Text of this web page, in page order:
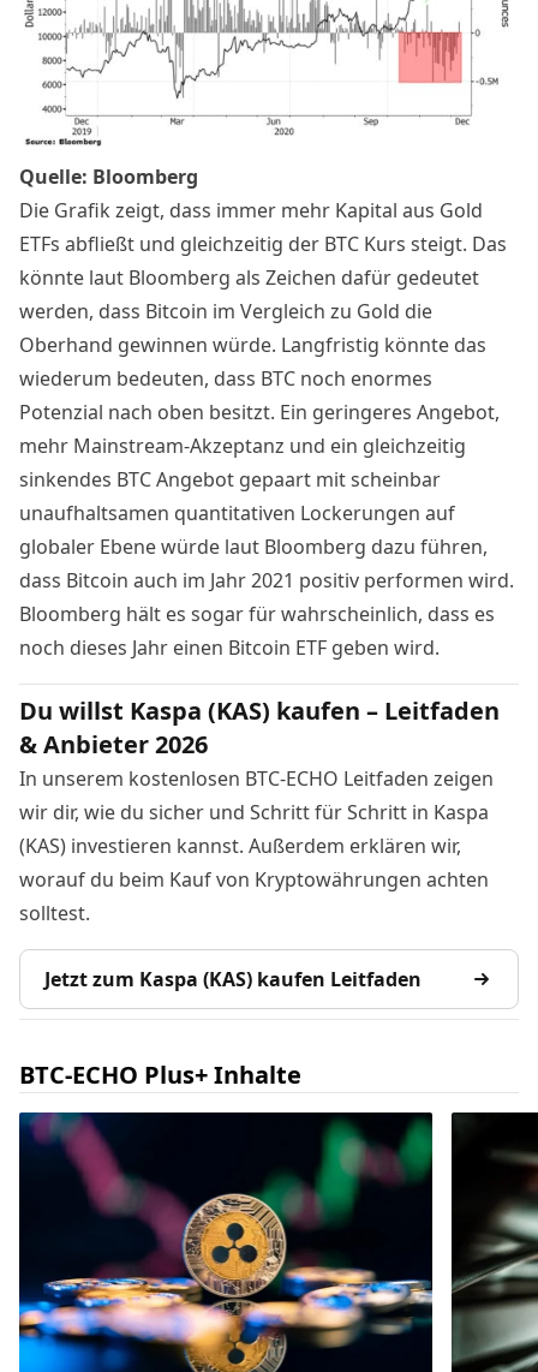
Quelle: Bloomberg
Die Grafik zeigt, dass immer mehr Kapital aus Gold
ETFs abfließt und gleichzeitig der BTC Kurs steigt. Das
könnte laut Bloomberg als Zeichen dafür gedeutet
werden, dass Bitcoin im Vergleich zu Gold die
Oberhand gewinnen würde. Langfristig könnte das
wiederum bedeuten, dass BTC noch enormes
Potenzial nach oben besitzt. Ein geringeres Angebot,
mehr Mainstream-Akzeptanz und ein gleichzeitig
sinkendes BTC Angebot gepaart mit scheinbar
unaufhaltsamen quantitativen Lockerungen auf
globaler Ebene würde laut Bloomberg dazu führen,
dass Bitcoin auch im Jahr 2021 positiv performen wird.
Bloomberg hält es sogar für wahrscheinlich, dass es
noch dieses Jahr einen Bitcoin ETF geben wird.
Du willst Kaspa (KAS) kaufen – Leitfaden
& Anbieter 2026
In unserem kostenlosen BTC-ECHO Leitfaden zeigen
wir dir, wie du sicher und Schritt für Schritt in Kaspa
(KAS) investieren kannst. Außerdem erklären wir,
worauf du beim Kauf von Kryptowährungen achten
solltest.
Jetzt zum Kaspa (KAS) kaufen Leitfaden
BTC-ECHO Plus+ Inhalte